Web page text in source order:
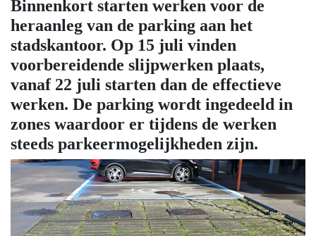
Binnenkort starten werken voor de
heraanleg van de parking aan het
stadskantoor. Op 15 juli vinden
voorbereidende slijpwerken plaats,
vanaf 22 juli starten dan de effectieve
werken. De parking wordt ingedeeld in
zones waardoor er tijdens de werken
steeds parkeermogelijkheden zijn.